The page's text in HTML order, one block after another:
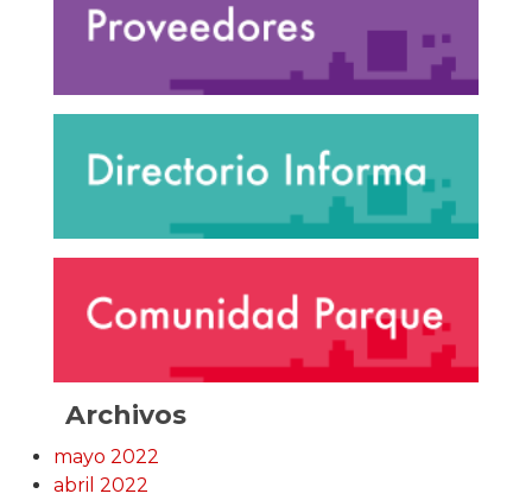
Archivos
mayo 2022
abril 2022